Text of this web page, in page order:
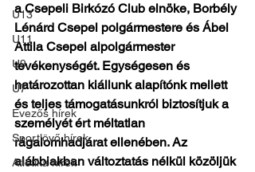
U13
U11
U9
U7
Evezős hírek
Sportlövő hírek
Atlétika hírek
a Csepeli Birkózó Club elnöke, Borbély
Lénárd Csepel polgármestere és Ábel
Attila Csepel alpolgármester
tevékenységét. Egységesen és
határozottan kiállunk alapítónk mellett
és teljes támogatásunkról biztosítjuk a
személyét ért méltatlan
rágalomhadjárat ellenében. Az
alábbiakban változtatás nélkül közöljük